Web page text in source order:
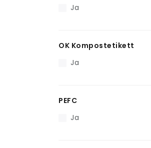
Ja
OK Kompostetikett
Ja
PEFC
Ja